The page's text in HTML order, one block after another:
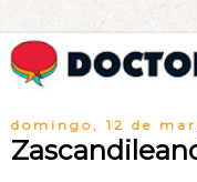
domingo, 12 de